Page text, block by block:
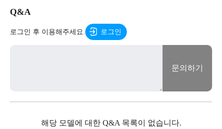
Q&A
로그인 후 이용해주세요. 로그인
문의하기
해당 모델에 대한 Q&A 목록이 없습니다.